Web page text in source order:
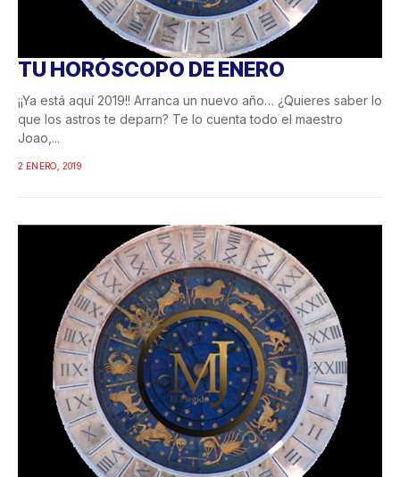
TU HORÓSCOPO DE ENERO
¡¡Ya está aquí 2019!! Arranca un nuevo año… ¿Quieres saber lo
que los astros te deparn? Te lo cuenta todo el maestro
Joao,...
2 ENERO, 2019